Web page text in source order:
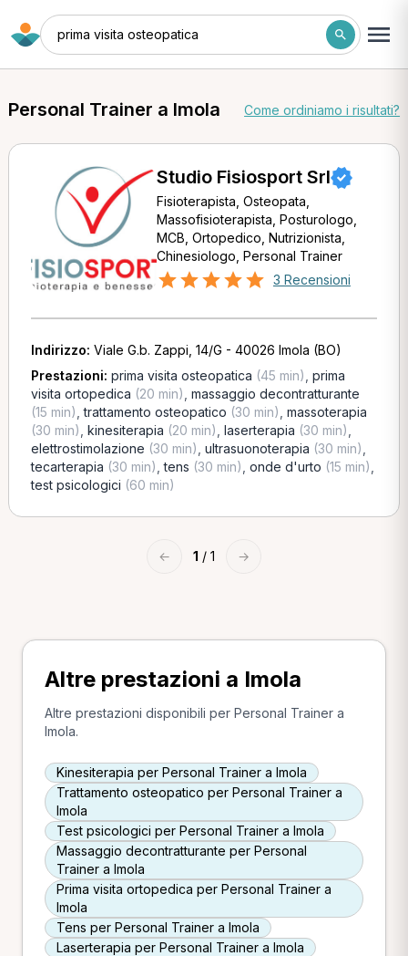
prima visita osteopatica
Personal Trainer a Imola Come ordiniamo i risultati?
Studio Fisiosport Srl
Fisioterapista, Osteopata,
Massofisioterapista, Posturologo,
MCB, Ortopedico, Nutrizionista,
Chinesiologo, Personal Trainer
3 Recensioni
Indirizzo: Viale G.b. Zappi, 14/G - 40026 Imola (BO)
Prestazioni: prima visita osteopatica (45 min) prima
visita ortopedica (20 min) massaggio decontratturante
(15 min) ,trattamento osteopatico (30 min) massoterapia
(30 min) kinesiterapia (20 min) laserterapia (30 min)
elettrostimolazione (30 min) ultrasuonoterapia (30 min)
tecarterapia (30 min) ,tens (30 min) onde d'urto (15 min)
test psicologici (60 min)
← 1 / 1 →
Altre prestazioni a Imola
Altre prestazioni disponibili per Personal Trainer a
Imola.
Kinesiterapia per Personal Trainer a Imola
Trattamento osteopatico per Personal Trainer a
Imola
Test psicologici per Personal Trainer a Imola
Massaggio decontratturante per Personal
Trainer a Imola
Prima visita ortopedica per Personal Trainer a
Imola
Tens per Personal Trainer a Imola
Laserterapia per Personal Trainer a Imola